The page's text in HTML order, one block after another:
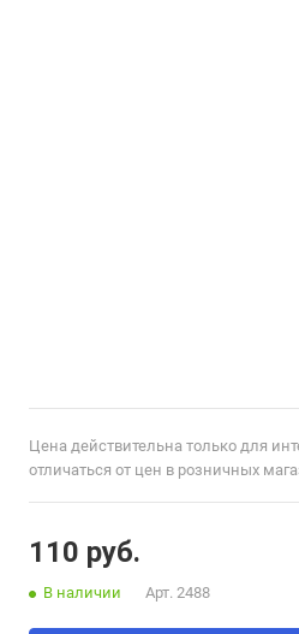
Цена действительна только для
отличаться от цен в розничных
110 руб.
В наличии Арт. 2488